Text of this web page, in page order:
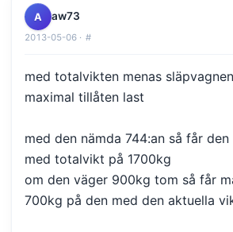
A aw73
2013-05-06 · #
med totalvikten menas
maximal tillåten last
med den nämda 744:an så får
med totalvikt på 1700kg
om den väger 900kg tom så får
700kg på den med den aktuella